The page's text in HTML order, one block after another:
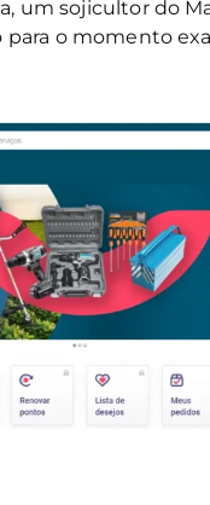
um sojicultor do
o momento